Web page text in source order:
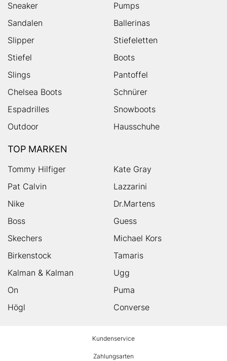
Sneaker
Pumps
Sandalen
Ballerinas
Slipper
Stiefeletten
Stiefel
Boots
Slings
Pantoffel
Chelsea Boots
Schnürer
Espadrilles
Snowboots
Outdoor
Hausschuhe
TOP MARKEN
Tommy Hilfiger
Kate Gray
Pat Calvin
Lazzarini
Nike
Dr.Martens
Boss
Guess
Skechers
Michael Kors
Birkenstock
Tamaris
Kalman & Kalman
Ugg
On
Puma
Högl
Converse
Kundenservice
Zahlungsarten